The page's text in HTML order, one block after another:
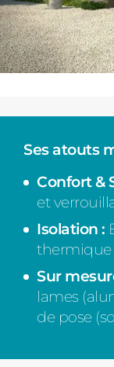
Ses atouts
Confort &
et
Isolation :
thermique
Sur
lames
de pose